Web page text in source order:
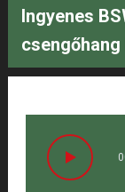
Ingyenes